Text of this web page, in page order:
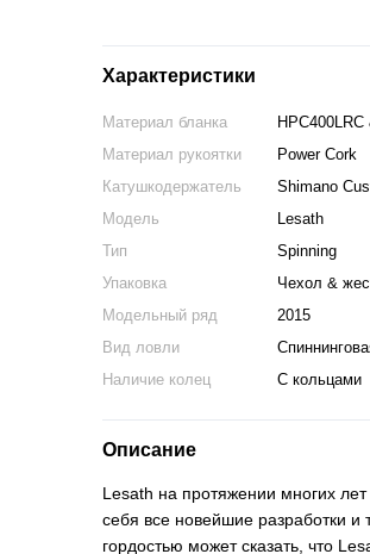
Характеристики
Материал бланка
Материал рукоятки
Power Cork
Катушкодержатель
Shimano
Модель
Lesath
Тип
Spinning
Упаковка
Чехол &
Модельный ряд
2015
Вид ловли
Наличие колец
С кольцами
Описание
Lesath на протяжении многих
себя все новейшие разработки
гордостью может сказать, что